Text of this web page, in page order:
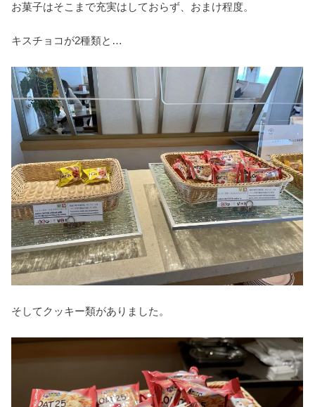
お菓子はそこまで充実はしておらず、おまけ程度。
キスチョコが2種類と…
そしてクッキー類がありました。